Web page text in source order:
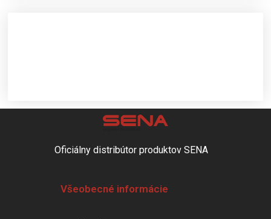
Oficiálny distribútor produktov SENA
Všeobecné informácie